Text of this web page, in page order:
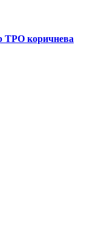
ТРО коричнева